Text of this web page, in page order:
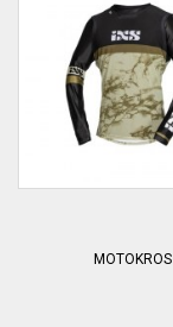
MOTOKROS